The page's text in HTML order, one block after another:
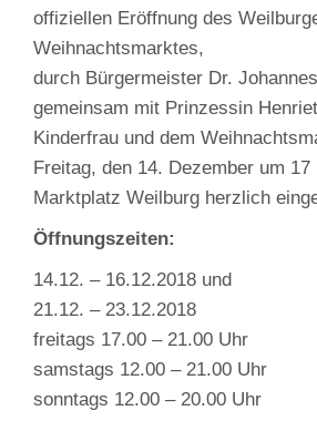
offiziellen Eröffnung des
Weihnachtsmarktes,
durch Bürgermeister Dr.
gemeinsam mit Prinzessin
Kinderfrau und dem
Freitag, den 14. Dezember um 17
Marktplatz Weilburg herzlich
Öffnungszeiten:
14.12. – 16.12.2018 und
21.12. – 23.12.2018
freitags 17.00 – 21.00 Uhr
samstags 12.00 – 21.00 Uhr
sonntags 12.00 – 20.00 Uhr